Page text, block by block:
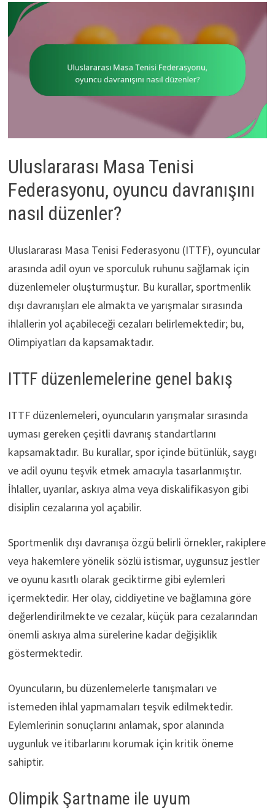
Uluslararası Masa Tenisi
Federasyonu, oyuncu davranışını
nasıl düzenler?
Uluslararası Masa Tenisi Federasyonu (ITTF), oyuncular
arasında adil oyun ve sporculuk ruhunu sağlamak için
düzenlemeler oluşturmuştur. Bu kurallar, sportmenlik
dışı davranışları ele almakta ve yarışmalar sırasında
ihlallerin yol açabileceği cezaları belirlemektedir; bu,
Olimpiyatları da kapsamaktadır.
ITTF düzenlemelerine genel bakış
ITTF düzenlemeleri, oyuncuların yarışmalar sırasında
uyması gereken çeşitli davranış standartlarını
kapsamaktadır. Bu kurallar, spor içinde bütünlük, saygı
ve adil oyunu teşvik etmek amacıyla tasarlanmıştır.
İhlaller, uyarılar, askıya alma veya diskalifikasyon gibi
disiplin cezalarına yol açabilir.
Sportmenlik dışı davranışa özgü belirli örnekler, rakiplere
veya hakemlere yönelik sözlü istismar, uygunsuz jestler
ve oyunu kasıtlı olarak geciktirme gibi eylemleri
içermektedir. Her olay, ciddiyetine ve bağlamına göre
değerlendirilmekte ve cezalar, küçük para cezalarından
önemli askıya alma sürelerine kadar değişiklik
göstermektedir.
Oyuncuların, bu düzenlemelerle tanışmaları ve
istemeden ihlal yapmamaları teşvik edilmektedir.
Eylemlerinin sonuçlarını anlamak, spor alanında
uygunluk ve itibarlarını korumak için kritik öneme
sahiptir.
Olimpik Şartname ile uyum